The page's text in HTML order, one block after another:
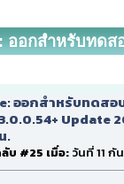
อกสำหรับทดสอ
ออกสำหรับทดสอ
Update
.
บ #25 เมื่อ: วันที่ 11 กั